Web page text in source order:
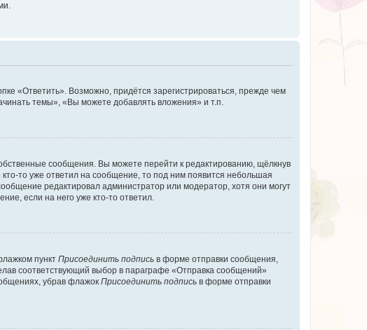
«Ответить». Возможно, придётся зарегистрироваться, прежде чем
темы», «Вы можете добавлять вложения» и т.п.
сообщения. Вы можете перейти к редактированию, щёлкнув
то уже ответил на сообщение, то под ним появится небольшая
редактировал администратор или модератор, хотя они могут
если на него уже кто-то ответил.
пункт Присоединить подпись в форме отправки сообщения,
соответствующий выбор в параграфе «Отправка сообщений»
убрав флажок Присоединить подпись в форме отправки